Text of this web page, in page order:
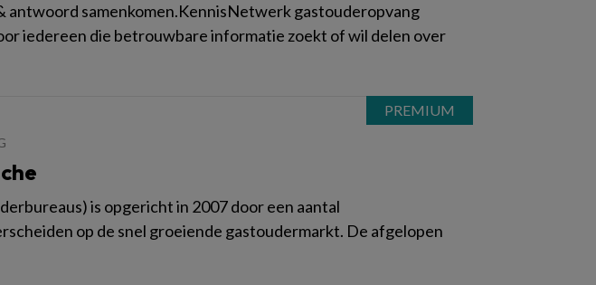
antwoord samenkomen.KennisNetwerk gastouderopvang
iedereen die betrouwbare informatie zoekt of wil delen over
is opgericht in 2007 door een aantal
op de snel groeiende gastoudermarkt. De afgelopen